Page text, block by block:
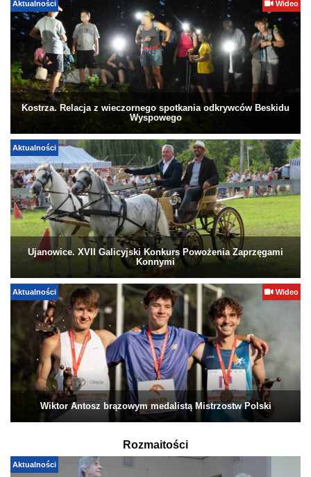
Aktualności Wideo
Kostrza. Relacja z wieczornego spotkania odkrywców Beskidu
Wyspowego
Aktualności
Ujanowice. XVII Galicyjski Konkurs Powożenia Zaprzęgami
Konnymi
Aktualności Wideo
Wiktor Antosz brązowym medalistą Mistrzostw Polski
Rozmaitości
Aktualności